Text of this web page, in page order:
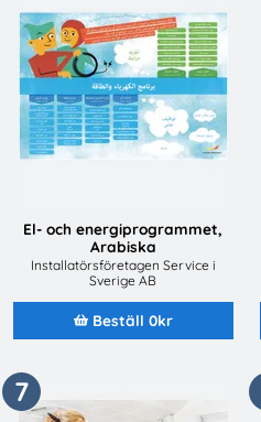
El- och energiprogrammet,
Arabiska
Installatörsföretagen Service i
Sverige AB
Beställ 0kr
7